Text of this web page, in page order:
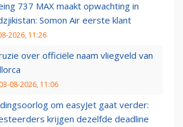
737 MAX maakt opwachting in
Somon Air eerste klant
2026, 11:26
over officiële naam vliegveld van
03-08-2026, 11:06
om easyJet gaat verder:
krijgen dezelfde deadline